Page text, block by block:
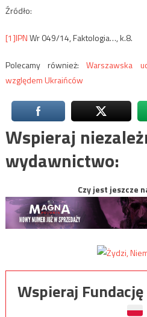
Źródło:
[1]IPNWr 049/14, Faktologia…, k.8.
Polecamy również:Warszawska
względem Ukraińców
Wspieraj
wydawnictwo:
Czy jest jeszcze
Wspieraj